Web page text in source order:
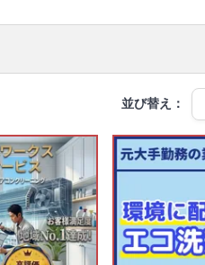
23,000〜27,000円(税込)
並び替え：